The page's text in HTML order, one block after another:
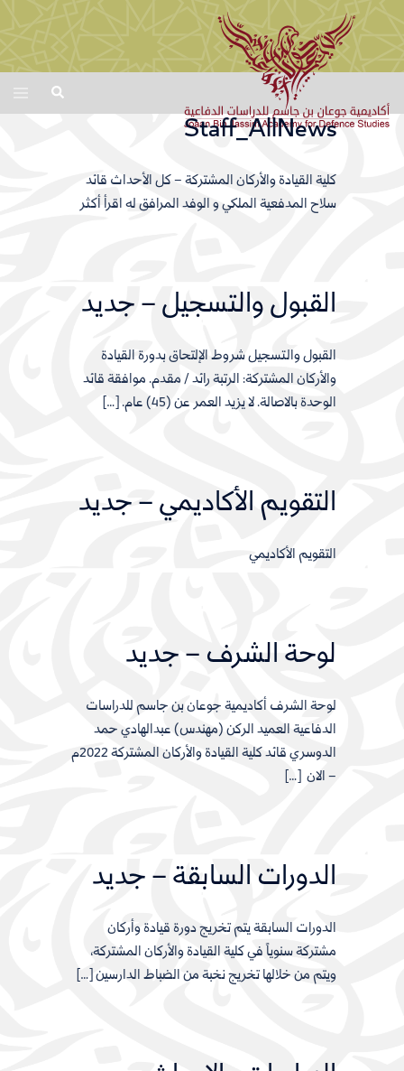
content
Search
Staff_AllNews
كلية القيادة والأركان المشتركة – كل الأحداث قائد
سلاح المدفعية الملكي و الوفد المرافق له اقرأ أكثر
القبول والتسجيل – جديد
القبول والتسجيل شروط الإلتحاق بدورة القيادة
والأركان المشتركة: الرتبة رائد / مقدم. موافقة قائد
الوحدة بالاصالة. لا يزيد العمر عن (45) عام. […]
التقويم الأكاديمي – جديد
التقويم الأكاديمي
لوحة الشرف – جديد
لوحة الشرف أكاديمية جوعان بن جاسم للدراسات
الدفاعية العميد الركن (مهندس) عبدالهادي حمد
الدوسري قائد كلية القيادة والأركان المشتركة 2022م
– الان […]
الدورات السابقة – جديد
الدورات السابقة يتم تخريج دورة قيادة وأركان
مشتركة سنوياً في كلية القيادة والأركان المشتركة،
ويتم من خلالها تخريج نخبة من الضباط الدارسين […]